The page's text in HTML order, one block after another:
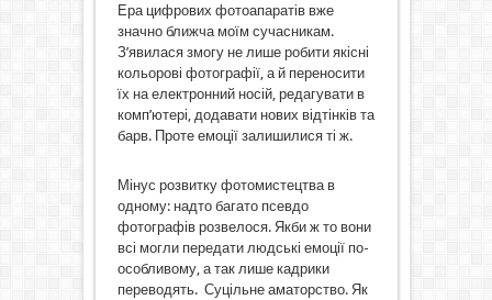
Ера цифрових фотоапаратів вже
значно ближча моїм сучасникам.
З’явилася змогу не лише робити якісні
кольорові фотографії, а й переносити
їх на електронний носій, редагувати в
комп’ютері, додавати нових відтінків та
барв. Проте емоції залишилися ті ж.
Мінус розвитку фотомистецтва в
одному: надто багато псевдо
фотографів розвелося. Якби ж то вони
всі могли передати людські емоції по-
особливому, а так лише кадрики
переводять. Суцільне аматорство. Як